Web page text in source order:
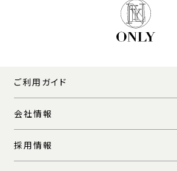
ご利用ガイド
会社情報
採用情報